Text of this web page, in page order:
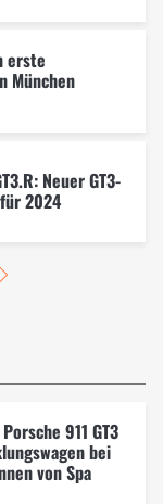
erste
München
Neuer GT3-
2024
911 GT3
bei
von Spa